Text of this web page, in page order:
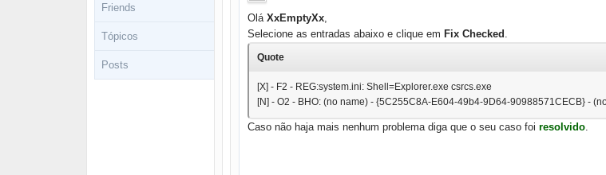
Friends
Tópicos
Posts
Olá XxEmptyXx,
Selecione as entradas abaixo e clique em Fix Checked .
Quote
[X] - F2 - REG:system.ini: Shell=Explorer.exe csrcs.exe
[N] - O2 - BHO: (no name) - {5C255C8A-E604-49b4-9D64-90988571CECB} -
Caso não haja mais nenhum problema diga que o seu caso foi resolvido.